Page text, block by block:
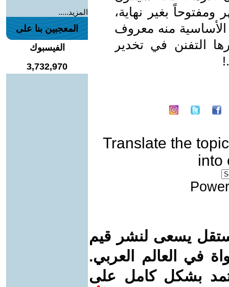
ومفتوحاً بغير نهاية،
الأساسية منه معروف
التفنن في تخدير
Translate the topic
into
يسعى لنشر قيم
في العالم العربي.
بشكل كامل على
المزيد.....
المعجبين بنا على
الفيسبوك
3,732,970